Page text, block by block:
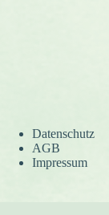
Datenschutz
AGB
Impressum